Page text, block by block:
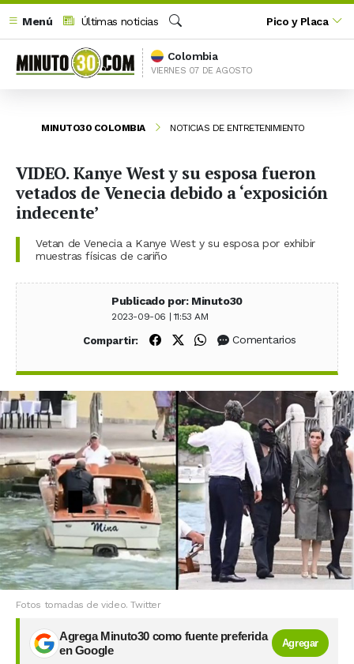
Menú
Últimas noticias
Buscar
Pico y Placa
Colombia
VIERNES 07 DE AGOSTO
MINUTO30 COLOMBIA NOTICIAS DE ENTRETENIMIENTO
VIDEO. Kanye West y su esposa fueron
vetados de Venecia debido a ‘exposición
indecente’
Vetan de Venecia a Kanye West y su esposa por exhibir
muestras físicas de cariño
Publicado por: Minuto30
2023-09-06 | 11:53 AM
Compartir: Compartir en Facebook
Compartir en X (Twitter)
Compartir en WhatsApp
Comentarios
Fotos tomadas de video. Twitter
Agrega Minuto30 como fuente preferida
en Google
Agregar